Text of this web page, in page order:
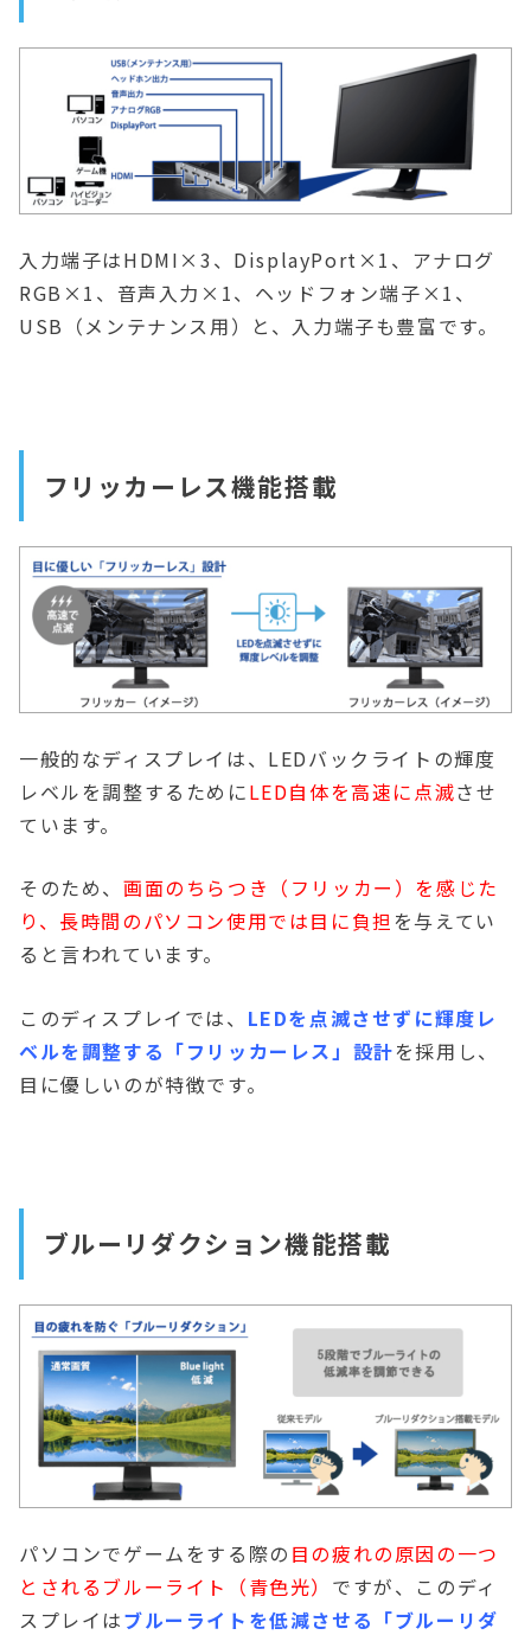
入力端子はHDMI×3、DisplayPort×1、アナログ
RGB×1、音声入力×1、ヘッドフォン端子×1、
USB（メンテナンス用）と、入力端子も豊富です。
フリッカーレス機能搭載
一般的なディスプレイは、LEDバックライトの輝度
レベルを調整するためにLED自体を高速に点滅させ
ています。
そのため、 画面のちらつき（フリッカー）を感じた
り、長時間のパソコン使用では目に負担 を与えてい
ると言われています。
このディスプレイでは、 LEDを点滅させずに輝度レ
ベルを調整する「フリッカーレス」設計を採用し、
目に優しいのが特徴です。
ブルーリダクション機能搭載
パソコンでゲームをする際の 目の疲れの原因の一つ
とされるブルーライト（青色光） ですが、このディ
スプレイはブルーライトを低減させる「ブルーリダ